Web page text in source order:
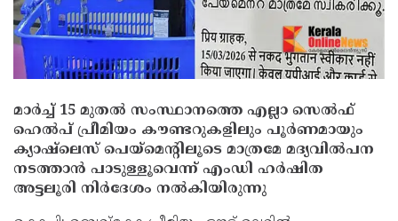
മാര്‍ച്ച് 15 മുതല്‍ സംസ്ഥാനത്തെ എല്ലാ സെല്‍ഫ്
ഹെല്‍പ് പ്രീമിയം കൗണ്ടറുകളിലും പൂര്‍ണമായും
ക്യാഷ്ലെസ് പെയ്മെന്റിലൂടെ മാത്രമേ മദ്യവില്‍പന
നടത്താന്‍ പാടുള്ളൂവെന്ന് എംഡി ഹര്‍ഷിത
അട്ടലൂരി നിര്‍ദേശം നല്‍കിയിരുന്നു